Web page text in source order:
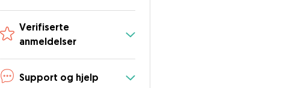
Verifiserte
anmeldelser
Support og hjelp